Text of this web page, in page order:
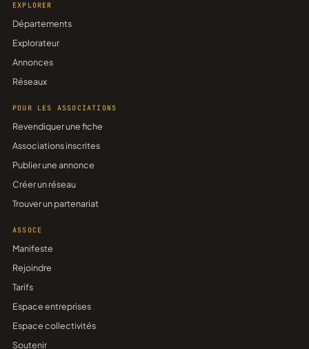
EXPLORER
Départements
Explorateur
Annonces
Réseaux
POUR LES ASSOCIATIONS
Revendiquer une fiche
Associations inscrites
Publier une annonce
Créer un réseau
Trouver un partenariat
ASSOCE
Manifeste
Rejoindre
Tarifs
Espace entreprises
Espace collectivités
Soutenir